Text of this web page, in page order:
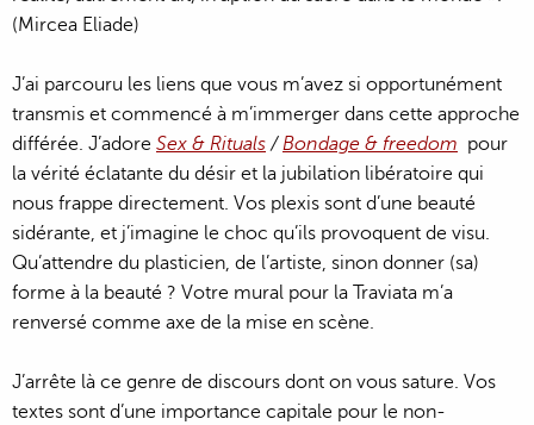
(Mircea Eliade)
J’ai parcouru les liens que vous m’avez si opportunément
transmis et commencé à m’immerger dans cette approche
différée. J’adore Sex & Rituals /Bondage & freedom pour
la vérité éclatante du désir et la jubilation libératoire qui
nous frappe directement. Vos plexis sont d’une beauté
sidérante, et j’imagine le choc qu’ils provoquent de visu.
Qu’attendre du plasticien, de l’artiste, sinon donner (sa)
forme à la beauté ? Votre mural pour la Traviata m’a
renversé comme axe de la mise en scène.
J’arrête là ce genre de discours dont on vous sature. Vos
textes sont d’une importance capitale pour le non-